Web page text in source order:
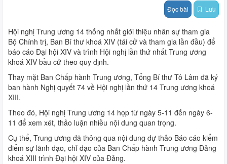
Đọc bài Lưu
Hội nghị Trung ương 14 thống nhất giới thiệu nhân sự tham gia
Bộ Chính trị, Ban Bí thư khoá XIV (tái cử và tham gia lần đầu) để
báo cáo Đại hội XIV và trình Hội nghị lần thứ nhất Trung ương
khoá XIV bầu cử theo quy định.
Thay mặt Ban Chấp hành Trung ương, Tổng Bí thư Tô Lâm đã ký
ban hành Nghị quyết 74 về Hội nghị lần thứ 14 Trung ương khoá
XIII.
Theo đó, Hội nghị Trung ương 14 họp từ ngày 5-11 đến ngày 6-
11 để xem xét, thảo luận nhiều nội dung quan trọng.
Cụ thể, Trung ương đã thông qua nội dung dự thảo Báo cáo kiểm
điểm sự lãnh đạo, chỉ đạo của Ban Chấp hành Trung ương Đảng
khoá XIII trình Đại hội XIV của Đảng.